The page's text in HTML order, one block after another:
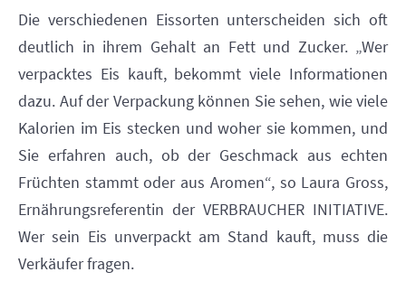
Die verschiedenen Eissorten unterscheiden sich oft
deutlich in ihrem Gehalt an Fett und Zucker. „Wer
verpacktes Eis kauft, bekommt viele Informationen
dazu. Auf der Verpackung können Sie sehen, wie viele
Kalorien im Eis stecken und woher sie kommen, und
Sie erfahren auch, ob der Geschmack aus echten
Früchten stammt oder aus Aromen“, so Laura Gross,
Ernährungsreferentin der VERBRAUCHER INITIATIVE.
Wer sein Eis unverpackt am Stand kauft, muss die
Verkäufer fragen.